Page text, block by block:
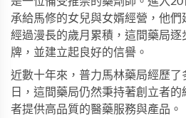
承給馬修的女兒與女婿經營，他們
經過漫長的歲月累積，這間藥局
牌，並建立起良好的信譽。
近數十年來，普力馬林藥局經歷
日，這間藥局仍然秉持著創立者
者提供高品質的醫藥服務與產品。